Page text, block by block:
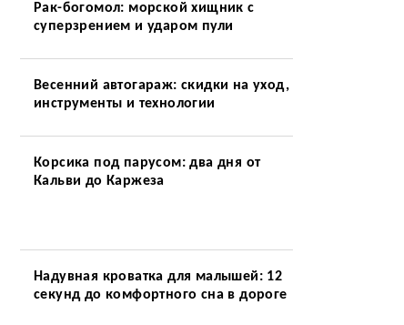
Рак-богомол: морской хищник с
суперзрением и ударом пули
Весенний автогараж: скидки на уход,
инструменты и технологии
Корсика под парусом: два дня от
Кальви до Каржеза
Надувная кроватка для малышей: 12
секунд до комфортного сна в дороге